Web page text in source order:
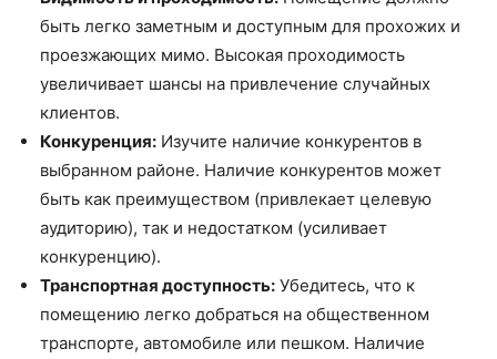
быть легко заметным и доступным для прохожих и
проезжающих мимо. Высокая проходимость
увеличивает шансы на привлечение случайных
клиентов.
Конкуренция: Изучите наличие конкурентов в
выбранном районе. Наличие конкурентов может
быть как преимуществом (привлекает целевую
аудиторию), так и недостатком (усиливает
конкуренцию).
Транспортная доступность: Убедитесь, что к
помещению легко добраться на общественном
транспорте, автомобиле или пешком. Наличие